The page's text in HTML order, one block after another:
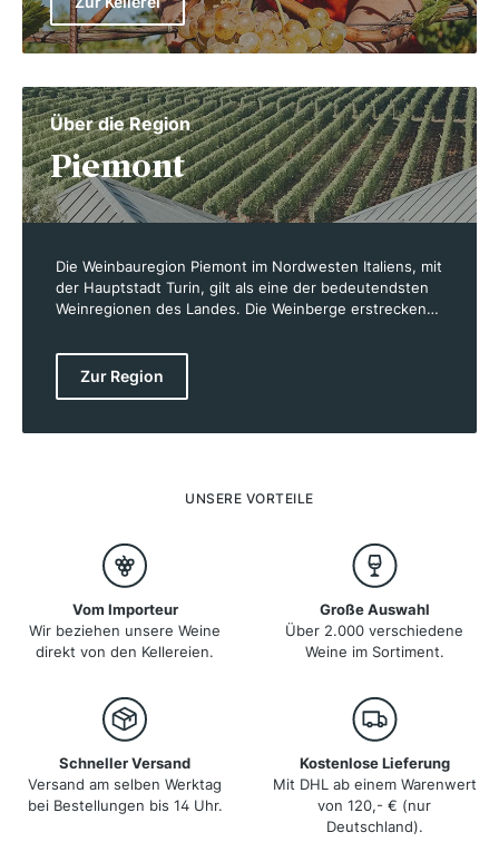
Über die Region
Piemont
Die Weinbauregion Piemont im Nordwesten Italiens, mit
der Hauptstadt Turin, gilt als eine der bedeutendsten
Weinregionen des Landes. Die Weinberge erstrecken
Hügelland der Langhe und Monferrato als auch das
Gebiet rund um die Alpenausläufer. Berühmtheit
Nebbiolo-Traube gewonnen werden. Doch auch der
Platz. Piemont ist nicht nur für seine Weine, sondern
bekannt.
Zur Region
UNSERE VORTEILE
Vom Importeur
Wir beziehen unsere Weine
direkt von den Kellereien.
Große Auswahl
Über 2.000 verschiedene
Weine im Sortiment.
Schneller Versand
Versand am selben Werktag
bei Bestellungen bis 14 Uhr.
Kostenlose Lieferung
Mit DHL ab einem Warenwert
von 120,- € (nur
Deutschland).